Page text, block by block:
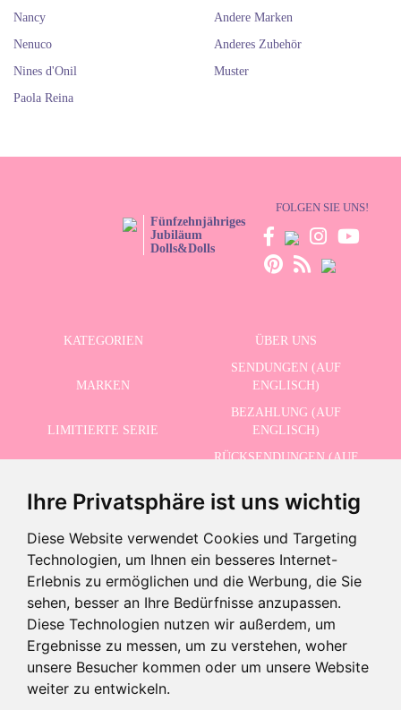
Ihre Privatsphäre ist uns wichtig
Diese Website verwendet Cookies und Targeting
Technologien, um Ihnen ein besseres Internet-
Erlebnis zu ermöglichen und die Werbung, die Sie
sehen, besser an Ihre Bedürfnisse anzupassen.
Diese Technologien nutzen wir außerdem, um
Ergebnisse zu messen, um zu verstehen, woher
unsere Besucher kommen oder um unsere Website
weiter zu entwickeln.
Letzte Geräte!
Nancy
Nenuco
Nines d'Onil
Paola Reina
Andere Marken
Anderes Zubehör
Muster
Fünfzehnjähriges
Jubiläum
Dolls&Dolls
FOLGEN SIE UNS!
KATEGORIEN ÜBER UNS
MARKEN
SENDUNGEN (AUF
ENGLISCH)
LIMITIERTE SERIE
BEZAHLUNG (AUF
ENGLISCH)
RÜCKSENDUNGEN (AUF
SCHLUSSVERKAUF
KONTAKT
ERHALTEN SIE UNSERE NEUESTEN NACHRICHTEN AUF ENGLISCH
Ich akzeptiere die Datenschutzbestimmungen